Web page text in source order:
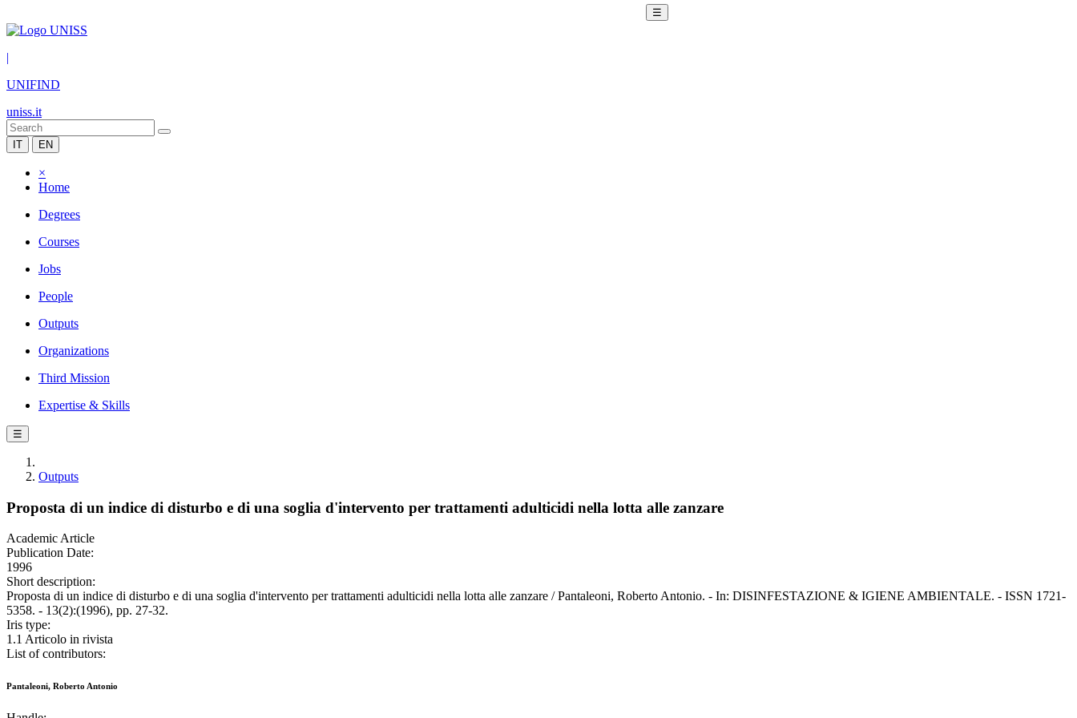
☰
|
UNIFIND
uniss.it
IT EN
×
Home
Degrees
Courses
Jobs
People
Outputs
Organizations
Third Mission
Expertise & Skills
☰
Outputs
Proposta di un indice di disturbo e di una soglia d'intervento per trattamenti adulticidi nella lotta alle zanzare
Academic Article
Publication Date:
1996
Short description:
Proposta di un indice di disturbo e di una soglia d'intervento per trattamenti adulticidi nella lotta alle zanzare / Pantaleoni, Roberto Antonio. - In: DISINFESTAZIONE & IGIENE AMBIENTALE. - ISSN 1721-
5358. - 13(2):(1996), pp. 27-32.
Iris type:
1.1 Articolo in rivista
List of contributors:
Pantaleoni, Roberto Antonio